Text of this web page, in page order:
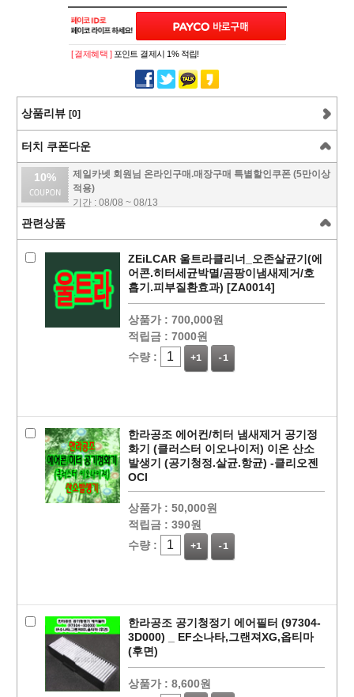
PAYCO 바로
[ 결제혜택 ] 포인트 결제시 1% 적립!
상품리뷰 [0]
터치 쿠폰다운
10%
제일카넷 회원님 온라인구매.매장구매 특별할인쿠폰 (5만이상
적용)
기간 : 08/08 ~ 08/13
관련상품
ZEiLCAR 울트라클리너_오존살균기(에
어콘.히터세균박멸/곰팡이냄새제거/호
흡기.피부질환효과) [ZA0014]
상품가 : 700,000원
적립금 : 7000원
수량 :
+1 -1
한라공조 에어컨/히터 냄새제거 공기정
화기 (클러스터 이오나이저) 이온 산소
발생기 (공기청정.살균.항균) -클리오젠
OCI
상품가 : 50,000원
적립금 : 390원
수량 :
+1 -1
한라공조 공기청정기 에어필터 (97304-
3D000) _ EF소나타,그랜져XG,옵티마
(후면)
상품가 : 8,600원